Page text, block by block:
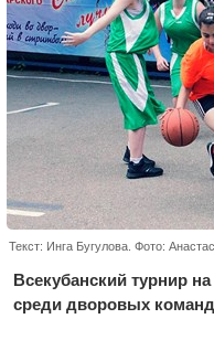
Текст: Инга Бугулова. Фото:
Всекубанский турнир
среди дворовых